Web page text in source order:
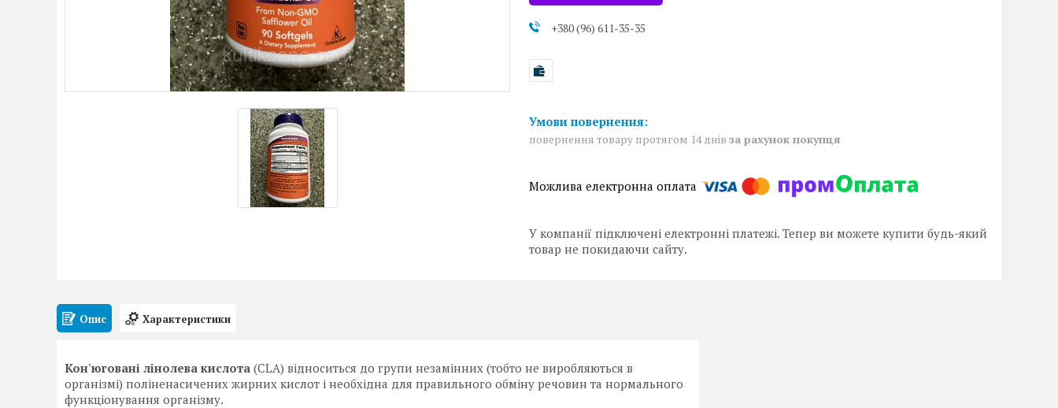
+380 (96) 611-35-35
повернення товару протягом 14 днів за рахунок покупця
У компанії підключені електронні платежі. Тепер ви можете купити будь-який
товар не покидаючи сайту.
Опис Характеристики
Кон'юговані лінолева кислота (CLA) відноситься до групи незамінних (тобто не виробляються в
організмі) поліненасичених жирних кислот і необхідна для правильного обміну речовин та нормального
функціонування організму.